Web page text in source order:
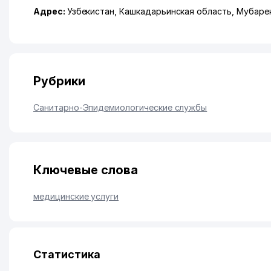
Адрес: Узбекистан,Кашкадарьинская область
Рубрики
Санитарно-Эпидемиологические службы
Ключевые слова
медицинские услуги
Статистика